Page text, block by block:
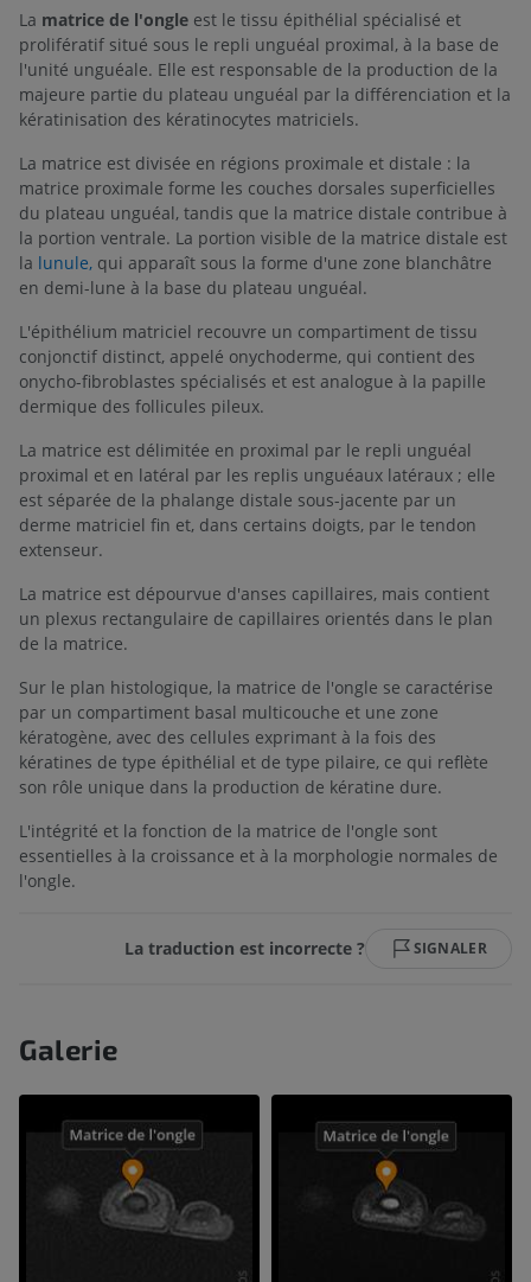
La matrice de l'ongle est le tissu épithélial spécialisé et
prolifératif situé sous le repli unguéal proximal, à la base de
l'unité unguéale. Elle est responsable de la production de la
majeure partie du plateau unguéal par la différenciation et la
kératinisation des kératinocytes matriciels.
La matrice est divisée en régions proximale et distale : la
matrice proximale forme les couches dorsales superficielles
du plateau unguéal, tandis que la matrice distale contribue à
la portion ventrale. La portion visible de la matrice distale est
la lunule, qui apparaît sous la forme d'une zone blanchâtre
en demi-lune à la base du plateau unguéal.
L'épithélium matriciel recouvre un compartiment de tissu
conjonctif distinct, appelé onychoderme, qui contient des
onycho-fibroblastes spécialisés et est analogue à la papille
dermique des follicules pileux.
La matrice est délimitée en proximal par le repli unguéal
proximal et en latéral par les replis unguéaux latéraux ; elle
est séparée de la phalange distale sous-jacente par un
derme matriciel fin et, dans certains doigts, par le tendon
extenseur.
La matrice est dépourvue d'anses capillaires, mais contient
un plexus rectangulaire de capillaires orientés dans le plan
de la matrice.
Sur le plan histologique, la matrice de l'ongle se caractérise
par un compartiment basal multicouche et une zone
kératogène, avec des cellules exprimant à la fois des
kératines de type épithélial et de type pilaire, ce qui reflète
son rôle unique dans la production de kératine dure.
L'intégrité et la fonction de la matrice de l'ongle sont
essentielles à la croissance et à la morphologie normales de
l'ongle.
La traduction est incorrecte ? SIGNALER
Galerie